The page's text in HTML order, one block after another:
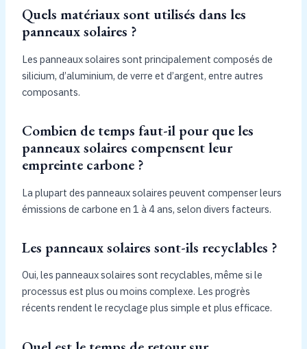
Quels matériaux sont utilisés dans les
panneaux solaires ?
Les panneaux solaires sont principalement composés de
silicium, d’aluminium, de verre et d’argent, entre autres
composants.
Combien de temps faut-il pour que les
panneaux solaires compensent leur
empreinte carbone ?
La plupart des panneaux solaires peuvent compenser leurs
émissions de carbone en 1 à 4 ans, selon divers facteurs.
Les panneaux solaires sont-ils recyclables ?
Oui, les panneaux solaires sont recyclables, même si le
processus est plus ou moins complexe. Les progrès
récents rendent le recyclage plus simple et plus efficace.